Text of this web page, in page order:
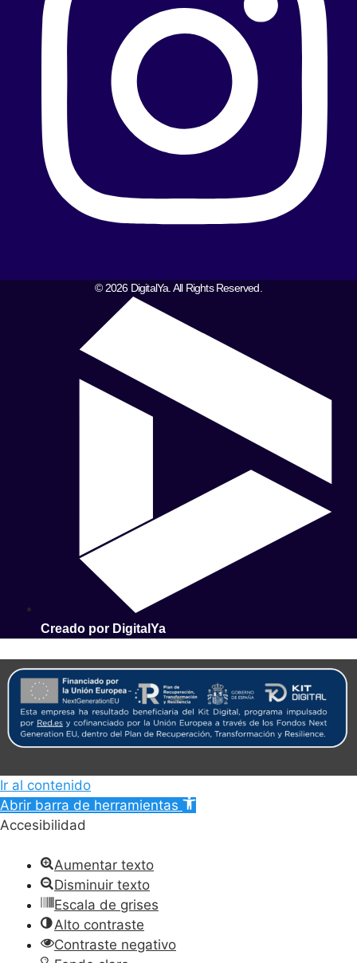
© 2026 DigitalYa. All Rights Reserved.
Creado por DigitalYa
Ir al contenido
Abrir barra de herramientas
Accesibilidad
Aumentar texto
Disminuir texto
Escala de grises
Alto contraste
Contraste negativo